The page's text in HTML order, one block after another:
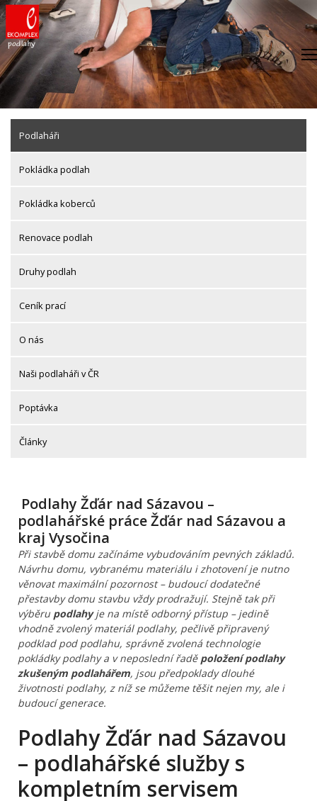
Skip
to
content
Podlaháři
Pokládka podlah
Pokládka koberců
Renovace podlah
Druhy podlah
Ceník prací
O nás
Naši podlaháři v ČR
Poptávka
Články
Podlahy Žďár nad Sázavou –
podlahářské práce Žďár nad Sázavou a
kraj Vysočina
Při stavbě domu začínáme vybudováním pevných základů.
Návrhu domu, vybranému materiálu i zhotovení je nutno
věnovat maximální pozornost – budoucí dodatečné
přestavby domu stavbu vždy prodražují. Stejně tak při
výběru podlahyje na místě odborný přístup – jedině
vhodně zvolený materiál podlahy, pečlivě připravený
podklad pod podlahu, správně zvolená technologie
pokládky podlahy a v neposlední řadě položení podlahy
zkušeným podlahářem, jsou předpoklady dlouhé
životnosti podlahy, z níž se můžeme těšit nejen my, ale i
budoucí generace.
Podlahy Žďár nad Sázavou
– podlahářské služby s
kompletním servisem